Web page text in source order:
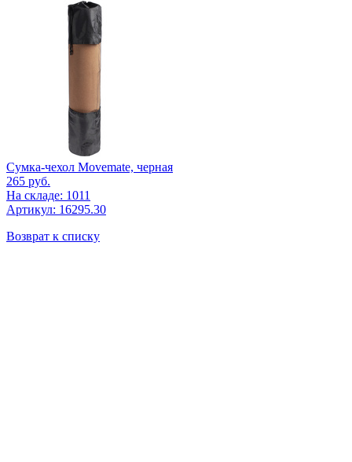
Сумка-чехол Movemate, черная
265 руб.
На складе: 1011
Артикул: 16295.30
Возврат к списку